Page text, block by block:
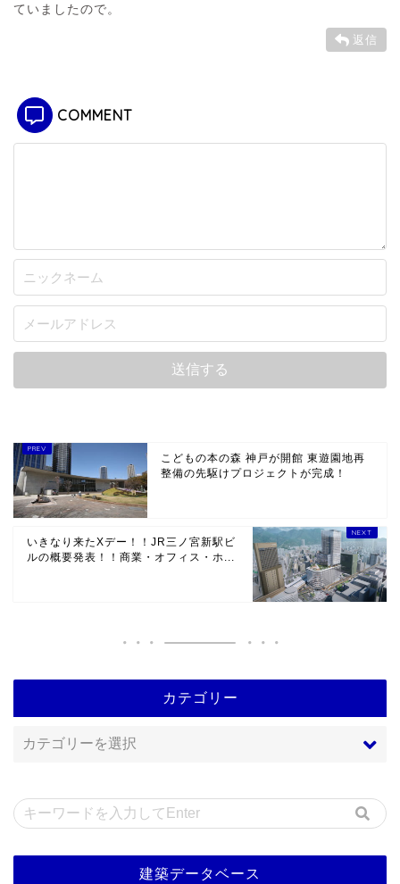
ていましたので。
返信
COMMENT
こどもの本の森 神戸が開館 東遊園地再
整備の先駆けプロジェクトが完成！
いきなり来たXデー！！JR三ノ宮新駅ビ
ルの概要発表！！商業・オフィス・ホ...
カテゴリー
建築データベース